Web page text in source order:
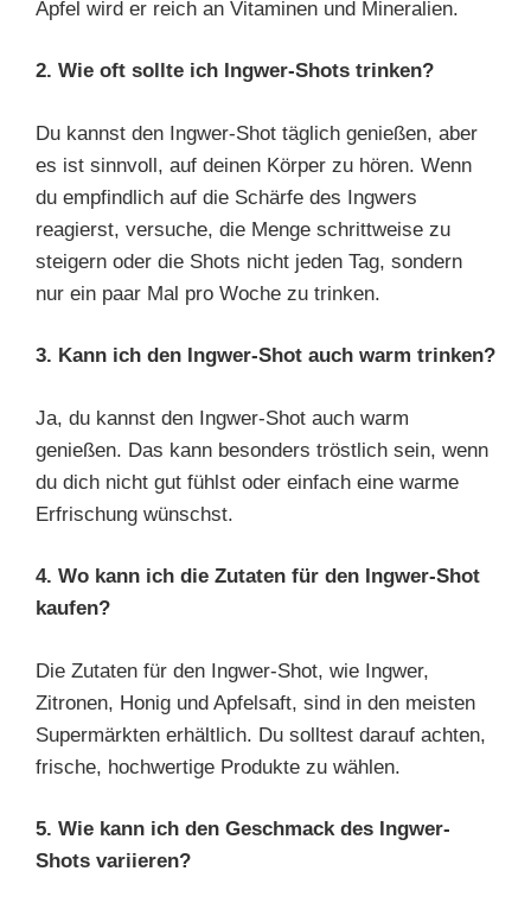
Apfel wird er reich an Vitaminen und Mineralien.
2. Wie oft sollte ich Ingwer-Shots trinken?
Du kannst den Ingwer-Shot täglich genießen, aber
es ist sinnvoll, auf deinen Körper zu hören. Wenn
du empfindlich auf die Schärfe des Ingwers
reagierst, versuche, die Menge schrittweise zu
steigern oder die Shots nicht jeden Tag, sondern
nur ein paar Mal pro Woche zu trinken.
3. Kann ich den Ingwer-Shot auch warm trinken?
Ja, du kannst den Ingwer-Shot auch warm
genießen. Das kann besonders tröstlich sein, wenn
du dich nicht gut fühlst oder einfach eine warme
Erfrischung wünschst.
4. Wo kann ich die Zutaten für den Ingwer-Shot
kaufen?
Die Zutaten für den Ingwer-Shot, wie Ingwer,
Zitronen, Honig und Apfelsaft, sind in den meisten
Supermärkten erhältlich. Du solltest darauf achten,
frische, hochwertige Produkte zu wählen.
5. Wie kann ich den Geschmack des Ingwer-
Shots variieren?